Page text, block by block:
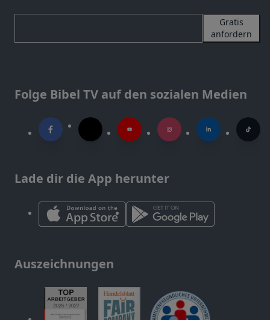
Gratis
anfordern
Folge Bibel TV auf den sozialen Medien
Lade dir die App herunter
Auszeichnungen